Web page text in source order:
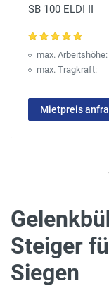
SB 100 ELDI II
max. Arbeitshöhe:
max. Tragkraft:
Mietpreis
Steiger
Siegen